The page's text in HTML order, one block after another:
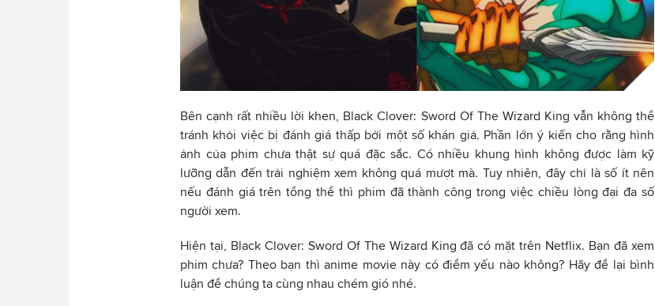
Bên cạnh rất nhiều lời khen, Black Clover: Sword Of The Wizard King vẫn không thể
tránh khỏi việc bị đánh giá thấp bởi một số khán giả. Phần lớn ý kiến cho rằng hình
ảnh của phim chưa thật sự quá đặc sắc. Có nhiều khung hình không được làm kỹ
lưỡng dẫn đến trải nghiệm xem không quá mượt mà. Tuy nhiên, đây chỉ là số ít nên
nếu đánh giá trên tổng thể thì phim đã thành công trong việc chiều lòng đại đa số
người xem.
Hiện tại, Black Clover: Sword Of The Wizard King đã có mặt trên Netflix. Bạn đã xem
phim chưa? Theo bạn thì anime movie này có điểm yếu nào không? Hãy để lại bình
luận để chúng ta cùng nhau chém gió nhé.